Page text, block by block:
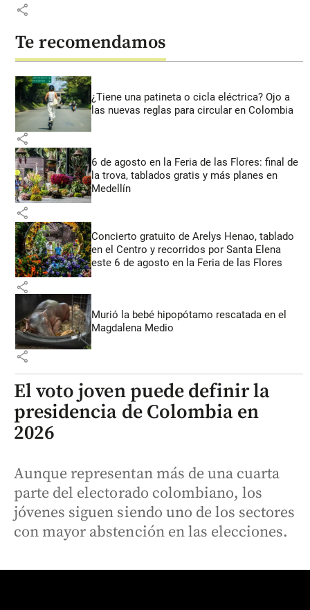
share
Te recomendamos
¿Tiene una patineta o cicla eléctrica? Ojo a
las nuevas reglas para circular en Colombia
share
6 de agosto en la Feria de las Flores: final de
la trova, tablados gratis y más planes en
Medellín
share
Concierto gratuito de Arelys Henao, tablado
en el Centro y recorridos por Santa Elena
este 6 de agosto en la Feria de las Flores
share
Murió la bebé hipopótamo rescatada en el
Magdalena Medio
share
El voto joven puede definir la
presidencia de Colombia en
2026
Aunque representan más de una cuarta
parte del electorado colombiano, los
jóvenes siguen siendo uno de los sectores
con mayor abstención en las elecciones.